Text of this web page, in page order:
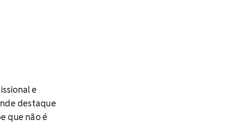
e
destaque
que não é